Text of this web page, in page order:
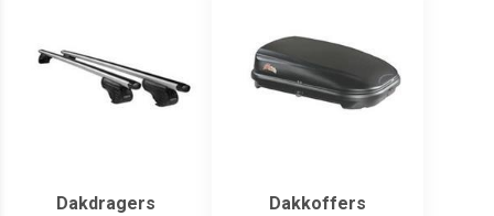
Dakdragers Dakkoffers